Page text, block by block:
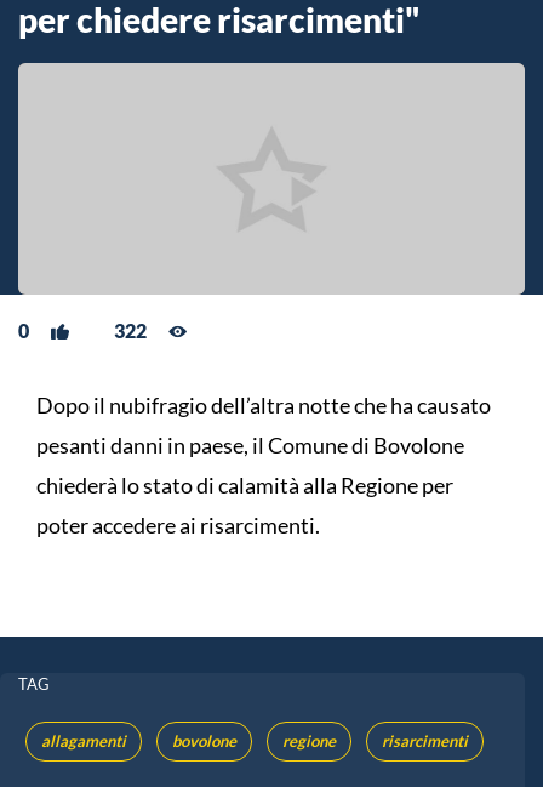
per chiedere risarcimenti"
0 322
Dopo il nubifragio dell’altra notte che ha causato
pesanti danni in paese, il Comune di Bovolone
chiederà lo stato di calamità alla Regione per
poter accedere ai risarcimenti.
TAG
allagamenti bovolone regione risarcimenti